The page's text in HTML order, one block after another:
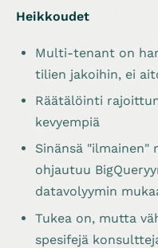
Heikkoudet
Multi-tenant on
tilien jakoihin, ei
Räätälöinti
kevyempiä
Sinänsä
ohjautuu
datavolyymin
Tukea on, mutta
spesifejä